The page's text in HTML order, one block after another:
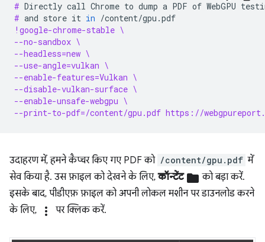
# Directly call Chrome to dump a PDF of WebGPU
# and store it in
!google-chrome-stable \
--no-sandbox \
--headless=new \
--use-angle=vulkan \
--enable-features=Vulkan \
--disable-vulkan-surface \
--enable-unsafe-webgpu \
--print-to-pdf=/content/gpu.pdf https://
उदाहरण में, हमने कैप्चर किए गए PDF को /content/gpu.pdf में
सेव किया है. उस फ़ाइल को देखने के लिए,कॉन्टेंट folder को बड़ा करें.
इसके बाद, पीडीएफ़ फ़ाइल को अपनी लोकल मशीन पर डाउनलोड करने
के लिए,
more_vert पर क्लिक करें.